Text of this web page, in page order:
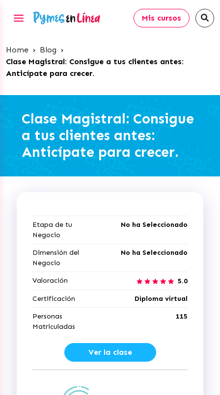
Mis cursos
Home › Blog ›
Clase Magistral: Consigue a tus clientes antes:
Anticípate para crecer.
Clase Magistral: Consigue
a tus clientes antes:
Anticípate para crecer.
Etapa de tu
Negocio
No ha Seleccionado
Dimensión del
Negocio
No ha Seleccionado
Valoración 5.0
Certificación Diploma virtual
Personas
Matriculadas
115
Ver la clase